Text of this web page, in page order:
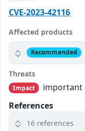
CVE-2023-42116
Affected products
Recommended
Threats
Impact
important
References
16 references